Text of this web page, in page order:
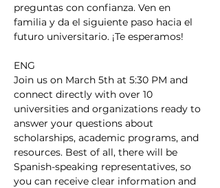
preguntas con confianza. Ven en
familia y da el siguiente paso hacia el
futuro universitario. ¡Te esperamos!
ENG
Join us on March 5th at 5:30 PM and
connect directly with over 10
universities and organizations ready to
answer your questions about
scholarships, academic programs, and
resources. Best of all, there will be
Spanish-speaking representatives, so
you can receive clear information and